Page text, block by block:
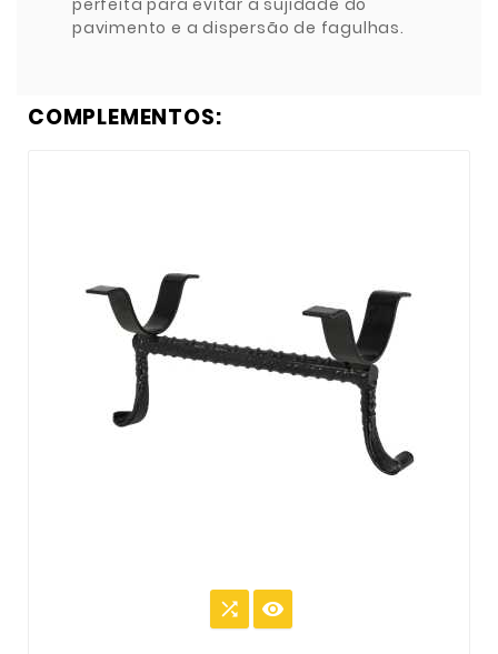
pavimento e a dispersão de fagulhas.
COMPLEMENTOS:
 